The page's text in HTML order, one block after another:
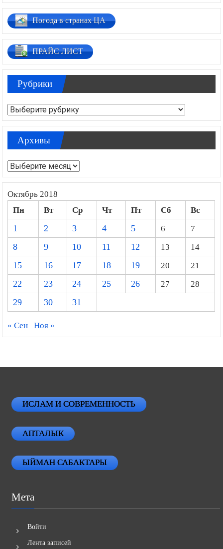
Погода в странах ЦА
ПРАЙС ЛИСТ
Рубрики
Рубрики
Архивы
Архивы
Октябрь 2018
Пн Вт Ср Чт Пт Сб
Вс
1
2 3 4 5 6
7
8
9 10 11 12 13
14
15
16 17 18 19 20
21
22
23 24 25 26 27
28
29
30 31
« Сен Ноя »
ИСЛАМ И СОВРЕМЕННОСТЬ
АПТАЛЫК
ЫЙМАН САБАКТАРЫ
Мета
Войти
Лента записей